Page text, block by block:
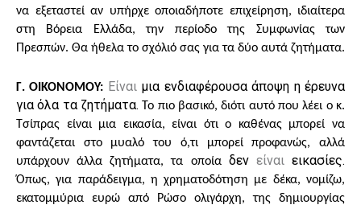
να εξεταστεί αν υπήρχε οποιαδήποτε επιχείρηση, ιδιαίτερα
στη Βόρεια Ελλάδα, την περίοδο της Συμφωνίας των
Πρεσπών. Θα ήθελα το σχόλιό σας για τα δύο αυτά ζητήματα.
Γ. ΟΙΚΟΝΟΜΟΥ: Eίναιμια ενδιαφέρουσα άποψη η έρευνα
για όλα τα ζητήματα. Το πιο βασικό, διότι αυτό που λέει ο κ.
Τσίπρας είναι μια εικασία, είναι ότι ο καθένας μπορεί να
φαντάζεται στο μυαλό του ό,τι μπορεί προφανώς, αλλά
υπάρχουν άλλα ζητήματα, τα οποία δενείναιεικασίες.
Όπως, για παράδειγμα, η χρηματοδότηση με δέκα, νομίζω,
εκατομμύρια ευρώ από Ρώσο ολιγάρχη, της δημιουργίας